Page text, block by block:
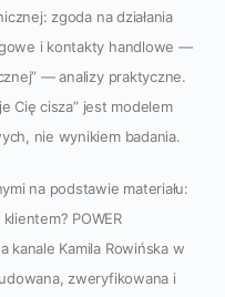
zgoda na działania
i kontakty handlowe —
— analizy praktyczne.
Cię cisza” jest modelem
nie wynikiem badania.
na podstawie materiału:
POWER
kanale Kamila Rowińska w
zweryfikowana i